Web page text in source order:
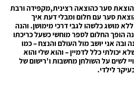
סער כהוצאה רצינית,מקפידה ורבת
סער עם חלום ומבלי דעת איך
מושג כלשהו לגבי דרכי מימושן. והנה
הופך החלום לספר מוחשי כשעל כריכתו
ובה אני יושב מול העולם והנצח – כמו
יכולתי כלל לדמיין – והוא שלי והוא
לשים על השולחן מחשבות ו'רישום של
לילדי.